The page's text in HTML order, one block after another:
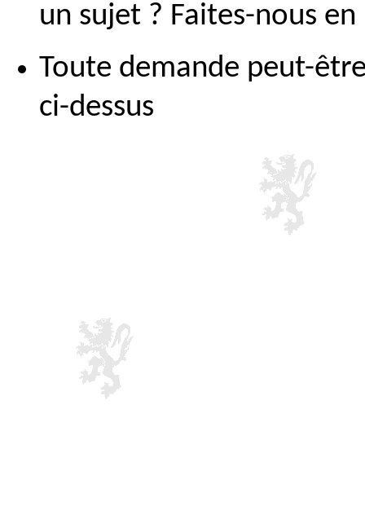
un sujet ? Faites-nous
Toute demande peut-
ci-dessus